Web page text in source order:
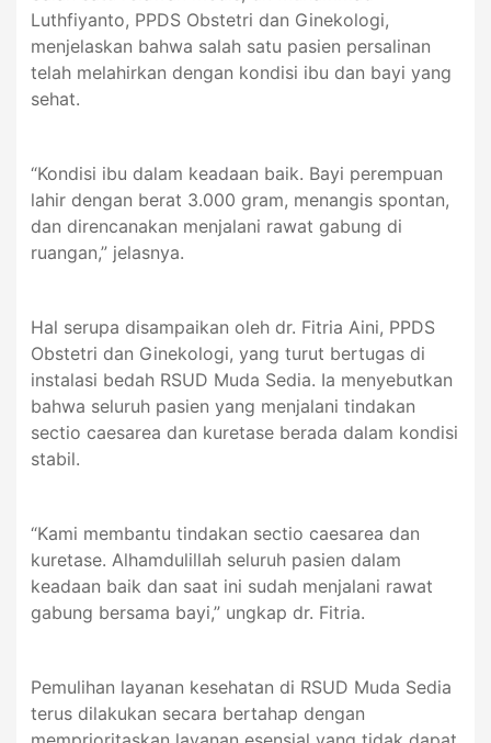
Luthfiyanto, PPDS Obstetri dan Ginekologi,
menjelaskan bahwa salah satu pasien persalinan
telah melahirkan dengan kondisi ibu dan bayi yang
sehat.
“Kondisi ibu dalam keadaan baik. Bayi perempuan
lahir dengan berat 3.000 gram, menangis spontan,
dan direncanakan menjalani rawat gabung di
ruangan,” jelasnya.
Hal serupa disampaikan oleh dr. Fitria Aini, PPDS
Obstetri dan Ginekologi, yang turut bertugas di
instalasi bedah RSUD Muda Sedia. Ia menyebutkan
bahwa seluruh pasien yang menjalani tindakan
sectio caesarea dan kuretase berada dalam kondisi
stabil.
“Kami membantu tindakan sectio caesarea dan
kuretase. Alhamdulillah seluruh pasien dalam
keadaan baik dan saat ini sudah menjalani rawat
gabung bersama bayi,” ungkap dr. Fitria.
Pemulihan layanan kesehatan di RSUD Muda Sedia
terus dilakukan secara bertahap dengan